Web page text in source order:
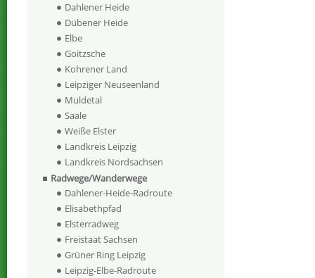
Dahlener Heide
Dübener Heide
Elbe
Goitzsche
Kohrener Land
Leipziger Neuseenland
Muldetal
Saale
Weiße Elster
Landkreis Leipzig
Landkreis Nordsachsen
Radwege/Wanderwege
Dahlener-Heide-Radroute
Elisabethpfad
Elsterradweg
Freistaat Sachsen
Grüner Ring Leipzig
Leipzig-Elbe-Radroute